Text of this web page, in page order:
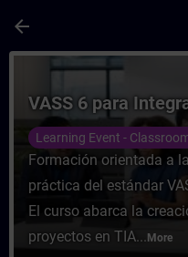
arrow_back
Course - VASS 6
VASS 6 para
Learning Event -
Formación orientada a
práctica del estándar
El curso abarca la
proyectos en TIA... More